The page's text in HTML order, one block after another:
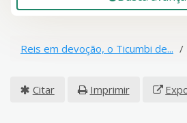
Reis em devoção, o Ticumbi de...
Citar Imprimir